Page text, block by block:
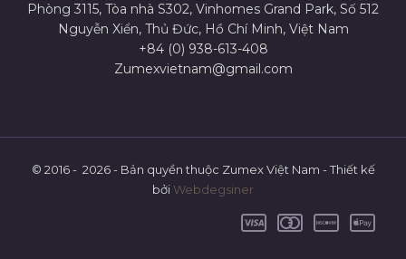
Phòng 3115, Tòa nhà S302, Vinhomes Grand Park, Số 512
Nguyễn Xiển, Thủ Đức, Hồ Chí Minh, Việt Nam
+84 (0) 938-613-408
Zumexvietnam@gmail.com
© 2016 - 2026 - Bản quyền thuộc Zumex Việt Nam - Thiết kế
bởi Webdegsiner